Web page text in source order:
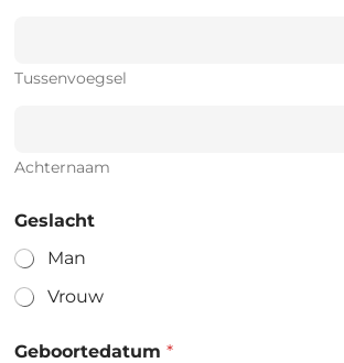
Tussenvoegsel
Achternaam
Geslacht
Man
Vrouw
Geboortedatum *